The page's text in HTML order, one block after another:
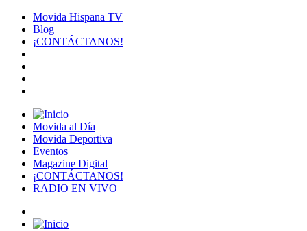
Movida Hispana TV
Blog
¡CONTÁCTANOS!
Movida al Día
Movida Deportiva
Eventos
Magazine Digital
¡CONTÁCTANOS!
RADIO EN VIVO